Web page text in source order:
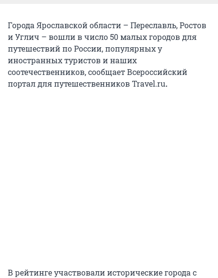
Города Ярославской области – Переславль, Ростов
и Углич – вошли в число 50 малых городов для
путешествий по России, популярных у
иностранных туристов и наших
соотечественников, сообщает Всероссийский
портал для путешественников Travel.ru.
В рейтинге участвовали исторические города с